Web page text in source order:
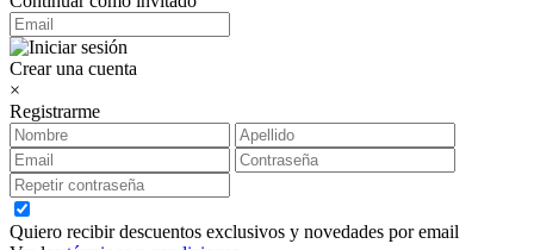
Crear una cuenta
×
Registrarme
Quiero recibir descuentos exclusivos y novedades por email